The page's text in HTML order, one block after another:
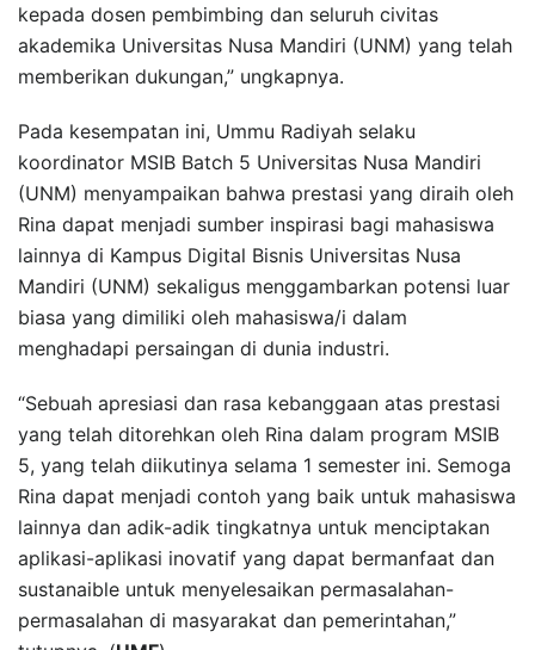
kepada dosen pembimbing dan seluruh civitas
akademika Universitas Nusa Mandiri (UNM) yang telah
memberikan dukungan,” ungkapnya.
Pada kesempatan ini, Ummu Radiyah selaku
koordinator MSIB Batch 5 Universitas Nusa Mandiri
(UNM) menyampaikan bahwa prestasi yang diraih oleh
Rina dapat menjadi sumber inspirasi bagi mahasiswa
lainnya di Kampus Digital Bisnis Universitas Nusa
Mandiri (UNM) sekaligus menggambarkan potensi luar
biasa yang dimiliki oleh mahasiswa/i dalam
menghadapi persaingan di dunia industri.
“Sebuah apresiasi dan rasa kebanggaan atas prestasi
yang telah ditorehkan oleh Rina dalam program MSIB
5, yang telah diikutinya selama 1 semester ini. Semoga
Rina dapat menjadi contoh yang baik untuk mahasiswa
lainnya dan adik-adik tingkatnya untuk menciptakan
aplikasi-aplikasi inovatif yang dapat bermanfaat dan
sustanaible untuk menyelesaikan permasalahan-
permasalahan di masyarakat dan pemerintahan,”